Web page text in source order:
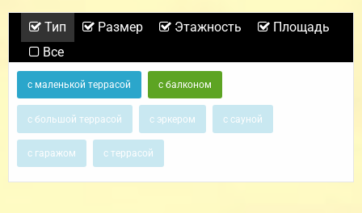
Тип Размер Этажность
Площадь
Все
с маленькой террасой с балконом
с большой террасой с эркером с сауной
с гаражом с террасой